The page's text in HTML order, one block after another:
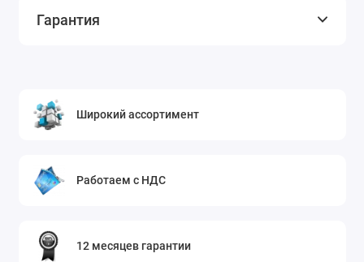
Гарантия
Широкий ассортимент
Работаем с НДС
12 месяцев гарантии